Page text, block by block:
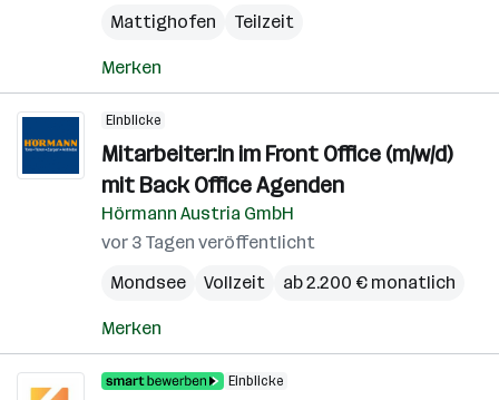
Mattighofen
Teilzeit
Merken
Einblicke
Mitarbeiter:in im Front Office (m/w/d)
mit Back Office Agenden
Hörmann Austria GmbH
vor 3 Tagen veröffentlicht
Mondsee
Vollzeit ab 2.200 € monatlich
Merken
Einblicke